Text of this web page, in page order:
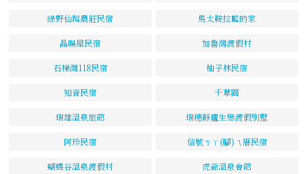
綠野仙蹤農莊民宿 馬太鞍拉藍的家
晶暘屋民宿 加魯灣渡假村
石梯灣118民宿 柚子林民宿
知音民宿 千草園
瑞雄溫泉旅館 瑞穗靜廬生態渡假別墅
阿珍民宿 信號ㄎㄚ(腳)ㄟ厝民宿
蝴蝶谷溫泉渡假村 虎爺溫泉會館